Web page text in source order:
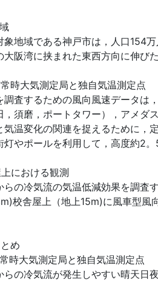
地域である神戸市は，人口154
大阪湾に挟まれた東西方向に伸び
時大気測定局と独自気温測定点
査するための風向風速データは
，須磨，ポートタワー），アメダ
温変化の関連を捉えるために，
灯やポールを利用して，高度約2。
における観測
の冷気流の気温低減効果を調査
校舎屋上（地上15m)に風車型風
め
時大気測定局と独自気温測定点
の冷気流が発生しやすい晴天日